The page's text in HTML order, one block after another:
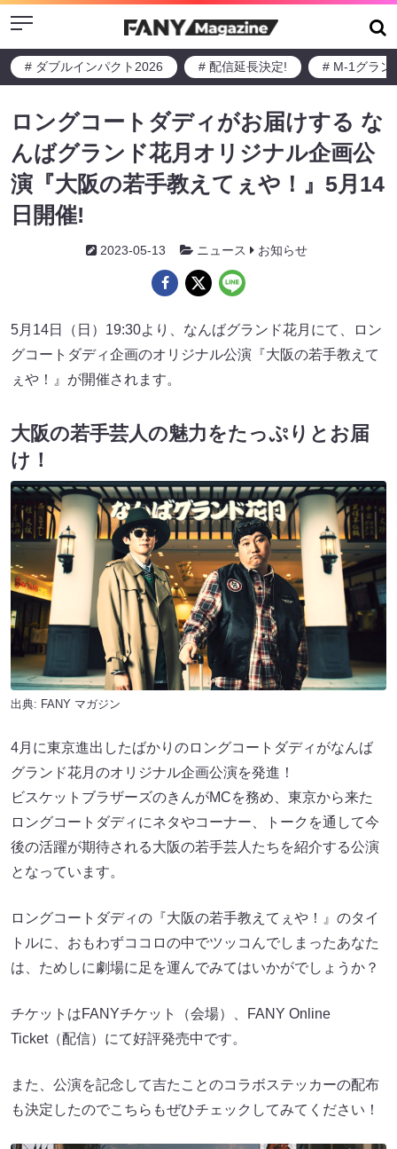
Menu
# ダブルインパクト2026 # 配信延長決定! # M-1グラン
ロングコートダディがお届けする な
んばグランド花月オリジナル企画公
演『大阪の若手教えてぇや！』5月14
日開催!
2023-05-13 ニュース お知らせ
5月14日（日）19:30より、なんばグランド花月にて、ロン
グコートダディ企画のオリジナル公演『大阪の若手教えて
ぇや！』が開催されます。
大阪の若手芸人の魅力をたっぷりとお届
け！
出典: FANY マガジン
4月に東京進出したばかりのロングコートダディがなんば
グランド花月のオリジナル企画公演を発進！
ビスケットブラザーズのきんがMCを務め、東京から来た
ロングコートダディにネタやコーナー、トークを通して今
後の活躍が期待される大阪の若手芸人たちを紹介する公演
となっています。
ロングコートダディの『大阪の若手教えてぇや！』のタイ
トルに、おもわずココロの中でツッコんでしまったあなた
は、ためしに劇場に足を運んでみてはいかがでしょうか？
チケットはFANYチケット（会場）、FANY Online
Ticket（配信）にて好評発売中です。
また、公演を記念して吉たことのコラボステッカーの配布
も決定したのでこちらもぜひチェックしてみてください！